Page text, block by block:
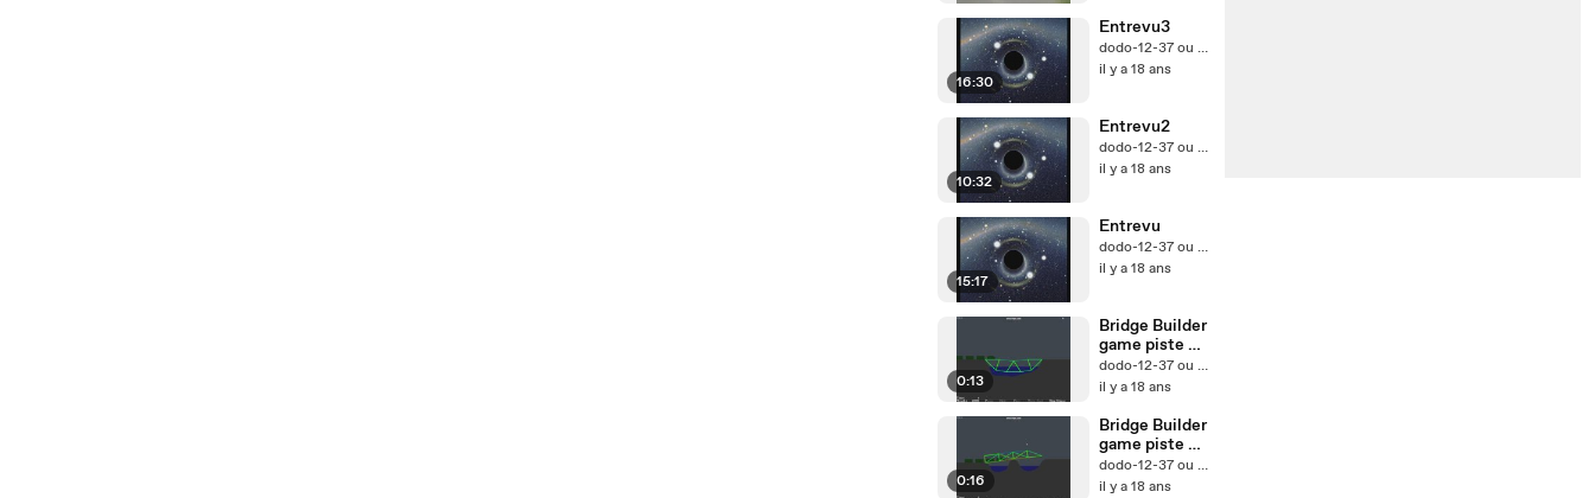
16:30
Entrevu3
dodo-12-37 ou Lego Mania
il y a 18 ans
10:32
Entrevu2
dodo-12-37 ou Lego Mania
il y a 18 ans
15:17
Entrevu
dodo-12-37 ou Lego Mania
il y a 18 ans
0:13
Bridge Builder
game piste 5
karl
dodo-12-37 ou Lego Mania
il y a 18 ans
0:16
Bridge Builder
game piste 5
new
dodo-12-37 ou Lego Mania
il y a 18 ans